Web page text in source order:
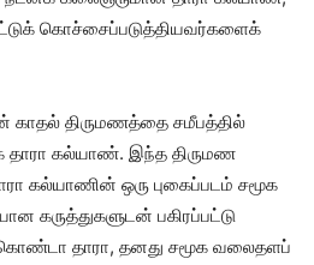
கொச்சைப்படுத்தியவர்களைக்
திருமணத்தை சமீபத்தில்
தாரா கல்யாண். இந்த திருமண
கல்யாணின் ஒரு புகைப்படம் சமூக
கருத்துகளுடன் பகிரப்பட்டு
கொண்டா தாரா, தனது சமூக வலைதளப்